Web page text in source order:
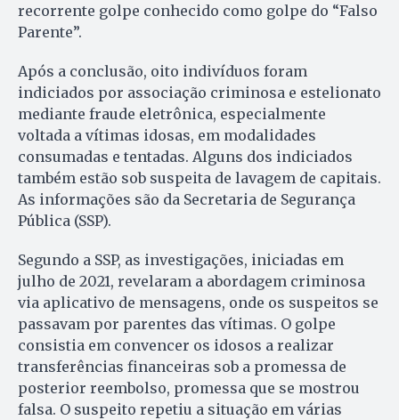
recorrente golpe conhecido como golpe do “Falso
Parente”.
Após a conclusão, oito indivíduos foram
indiciados por associação criminosa e estelionato
mediante fraude eletrônica, especialmente
voltada a vítimas idosas, em modalidades
consumadas e tentadas. Alguns dos indiciados
também estão sob suspeita de lavagem de capitais.
As informações são da Secretaria de Segurança
Pública (SSP).
Segundo a SSP, as investigações, iniciadas em
julho de 2021, revelaram a abordagem criminosa
via aplicativo de mensagens, onde os suspeitos se
passavam por parentes das vítimas. O golpe
consistia em convencer os idosos a realizar
transferências financeiras sob a promessa de
posterior reembolso, promessa que se mostrou
falsa. O suspeito repetiu a situação em várias